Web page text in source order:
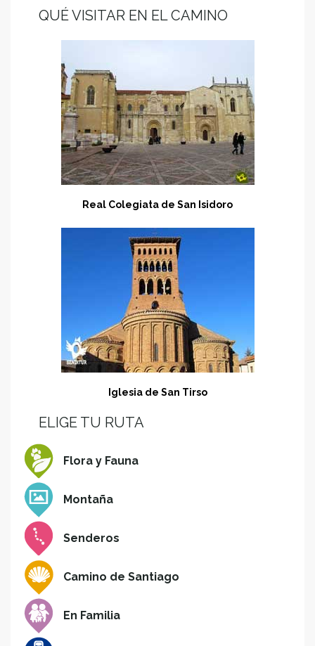
QUÉ VISITAR EN EL CAMINO
Real Colegiata de San Isidoro
Iglesia de San Tirso
ELIGE TU RUTA
Flora y Fauna
Montaña
Senderos
Camino de Santiago
En Familia